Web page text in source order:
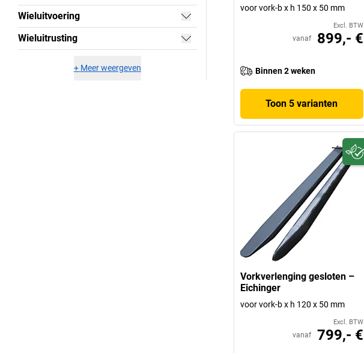
Wieluitvoering
Wieluitrusting
+ Meer weergeven
voor vork-b x h 150 x 50 mm
Excl. BTW
vanaf 899,- €
Binnen 2 weken
Toon 5 varianten
Vorkverlenging gesloten –
Eichinger
voor vork-b x h 120 x 50 mm
Excl. BTW
vanaf 799,- €